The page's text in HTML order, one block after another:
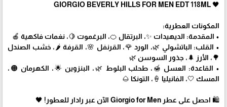
🖤 GIORGIO BEVERLY HILLS FOR MEN EDT 118ML
المكونات العطرية:
• المقدمة: الديهيدات ✨، البرتقال 🍊، البرغموت 🍋، نغمات فاكهية 🍎
• القلب: الباتشولي 🌿، الورد 🌹، القرنفل 🌸، القرفة 🌶️، خشب الصندل
🌳، الأرز 🌲، جذور السوسن 🌿
• القاعدة: العسل 🍯، طحلب البلوط 🌿، البنزوين 🌟، الكهرمان 🟠،
المسك 🤍، الفانيليا 🍦، التونكا 🌰
🛍 احصل على عطر Giorgio for Men الآن عبر رادار للعطور! 🖤